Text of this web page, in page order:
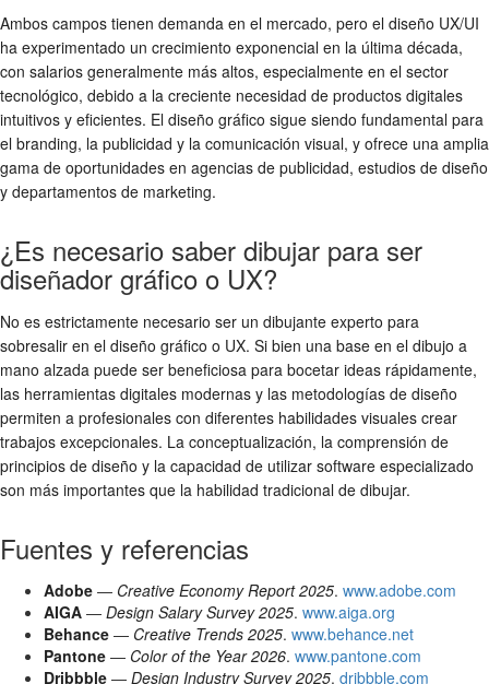
Ambos campos tienen demanda en el mercado, pero el diseño UX/UI
ha experimentado un crecimiento exponencial en la última década,
con salarios generalmente más altos, especialmente en el sector
tecnológico, debido a la creciente necesidad de productos digitales
intuitivos y eficientes. El diseño gráfico sigue siendo fundamental para
el branding, la publicidad y la comunicación visual, y ofrece una amplia
gama de oportunidades en agencias de publicidad, estudios de diseño
y departamentos de marketing.
¿Es necesario saber dibujar para ser
diseñador gráfico o UX?
No es estrictamente necesario ser un dibujante experto para
sobresalir en el diseño gráfico o UX. Si bien una base en el dibujo a
mano alzada puede ser beneficiosa para bocetar ideas rápidamente,
las herramientas digitales modernas y las metodologías de diseño
permiten a profesionales con diferentes habilidades visuales crear
trabajos excepcionales. La conceptualización, la comprensión de
principios de diseño y la capacidad de utilizar software especializado
son más importantes que la habilidad tradicional de dibujar.
Fuentes y referencias
Adobe — Creative Economy Report 2025. www.adobe.com
AIGA — Design Salary Survey 2025. www.aiga.org
Behance — Creative Trends 2025. www.behance.net
Pantone — Color of the Year 2026. www.pantone.com
Dribbble — Design Industry Survey 2025. dribbble.com